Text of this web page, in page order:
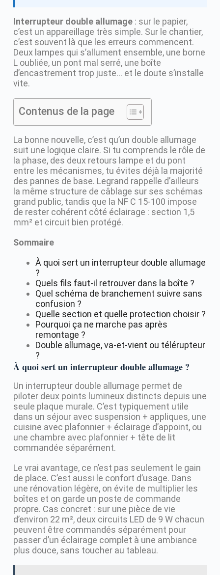
Interrupteur double allumage: sur le papier,
c’est un appareillage très simple. Sur le chantier,
c’est souvent là que les erreurs commencent.
Deux lampes qui s’allument ensemble, une borne
L oubliée, un pont mal serré, une boîte
d’encastrement trop juste… et le doute s’installe
vite.
Contenus de la page
La bonne nouvelle, c’est qu’un double allumage
suit une logique claire. Si tu comprends le rôle de
la phase, des deux retours lampe et du pont
entre les mécanismes, tu évites déjà la majorité
des pannes de base. Legrand rappelle d’ailleurs
la même structure de câblage sur ses schémas
grand public, tandis que la NF C 15-100 impose
de rester cohérent côté éclairage : section 1,5
mm² et circuit bien protégé.
Sommaire
À quoi sert un interrupteur double allumage
?
Quels fils faut-il retrouver dans la boîte ?
Quel schéma de branchement suivre sans
confusion ?
Quelle section et quelle protection choisir ?
Pourquoi ça ne marche pas après
remontage ?
Double allumage, va-et-vient ou télérupteur
?
À quoi sert un interrupteur double allumage ?
Un interrupteur double allumage permet de
piloter deux points lumineux distincts depuis une
seule plaque murale. C’est typiquement utile
dans un séjour avec suspension + appliques, une
cuisine avec plafonnier + éclairage d’appoint, ou
une chambre avec plafonnier + tête de lit
commandée séparément.
Le vrai avantage, ce n’est pas seulement le gain
de place. C’est aussi le confort d’usage. Dans
une rénovation légère, on évite de multiplier les
boîtes et on garde un poste de commande
propre. Cas concret : sur une pièce de vie
d’environ 22 m², deux circuits LED de 9 W chacun
peuvent être commandés séparément pour
passer d’un éclairage complet à une ambiance
plus douce, sans toucher au tableau.